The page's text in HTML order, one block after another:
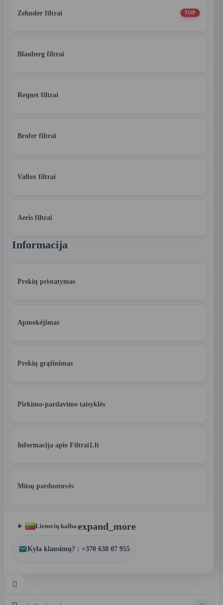
Zehnder filtrai TOP
Blauberg filtrai
Reqnet filtrai
Brofer filtrai
Vallox filtrai
Aeris filtrai
Informacija
Prekių pristatymas
Apmokėjimas
Prekių grąžinimas
Pirkimo-pardavimo taisyklės
Informacija apie Filtrai1.lt
Mūsų parduotuvės
Lietuvių kalba expand_more
Kyla klausimų? : +370 638 07 955
